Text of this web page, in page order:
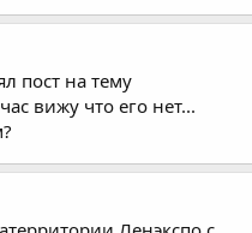
пост на тему
вижу что его нет...